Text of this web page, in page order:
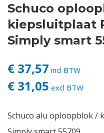
Login
Vacatures
Schuco
kiepsluitplaat
Simply smart
€ 37,57 incl BTW
€ 31,05 excl BTW
Schuco alu oploopblok /